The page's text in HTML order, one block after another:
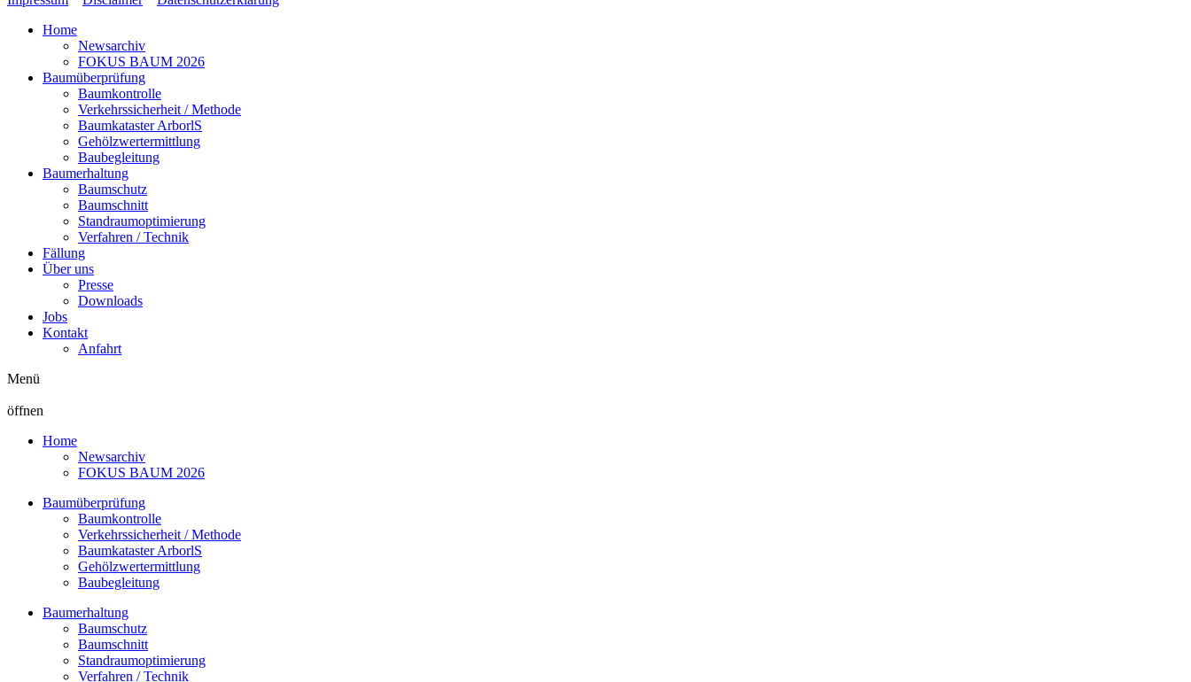
Home
Newsarchiv
FOKUS BAUM 2026
Baumüberprüfung
Baumkontrolle
Verkehrssicherheit / Methode
Baumkataster ArborlS
Gehölzwertermittlung
Baubegleitung
Baumerhaltung
Baumschutz
Baumschnitt
Standraumoptimierung
Verfahren / Technik
Fällung
Über uns
Presse
Downloads
Jobs
Kontakt
Anfahrt
Menü
öffnen
Home
Newsarchiv
FOKUS BAUM 2026
Baumüberprüfung
Baumkontrolle
Verkehrssicherheit / Methode
Baumkataster ArborlS
Gehölzwertermittlung
Baubegleitung
Baumerhaltung
Baumschutz
Baumschnitt
Standraumoptimierung
Verfahren / Technik